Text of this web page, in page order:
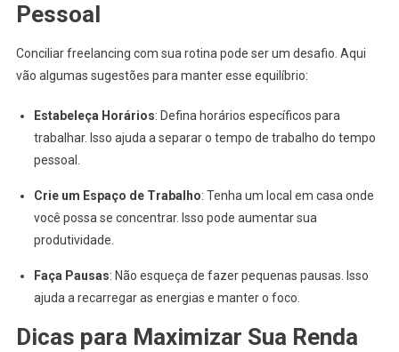
Pessoal
Conciliar freelancing com sua rotina pode ser um desafio. Aqui
vão algumas sugestões para manter esse equilíbrio:
Estabeleça Horários: Defina horários específicos para
trabalhar. Isso ajuda a separar o tempo de trabalho do tempo
pessoal.
Crie um Espaço de Trabalho: Tenha um local em casa onde
você possa se concentrar. Isso pode aumentar sua
produtividade.
Faça Pausas: Não esqueça de fazer pequenas pausas. Isso
ajuda a recarregar as energias e manter o foco.
Dicas para Maximizar Sua Renda